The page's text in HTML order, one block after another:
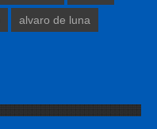
alvaro de luna